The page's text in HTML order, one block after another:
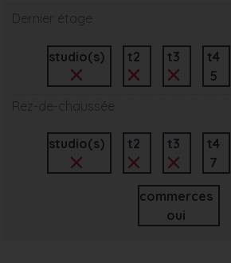
Dernier étage
studio(s) t2 t3
t4
5
Rez-de-chaussée
studio(s) t2 t3
t4
7
commerces
oui